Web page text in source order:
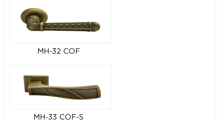
MH-32 COF
MH-33 COF-S